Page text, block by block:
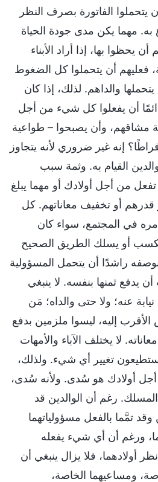
يتحملوا الفاتورة بصرف النظر
به. مهما يكن مدى جودة الحياة
أن يحظوا بها، إذا أراد الأبناء
فعليهم أن يتحملوا كل الضغوط
يتحملها والداهم. لذلك، إذا كان
دائمًا أن يفعلوا كل شيء من أجل
مشاقهم، وأن يصبحوا – طواعية
إنه غير ضروري لأنه يتجاوز
القيام به. وثمة سبب
من أجل أولادك أو مهما يبلغ
قدرهم أو تخفيف معاناتهم. كل
في المجتمع، سواء كان
أو يسلك الطريق الصحيح
راشدًا أن يتحمل المسؤولية
يدفع ثمنها بنفسه. لا ينبغي
عنه؛ ولا حتى والداه؛ مَن
الأقرب إليه، ليسوا ملزمين بدفع
لا يختلف الآباء والأمهات
تغيير أي شيء. ولذلك،
أولادك هو سُدى. ولأنه سُدى،
رغم أن الوالدين قد
تمَّما بالفعل مسؤولياتهما
ورغم أن أي شيء يفعله
أولادهما، فلا يزال ينبغي أن
ومساعيهما الخاصة،